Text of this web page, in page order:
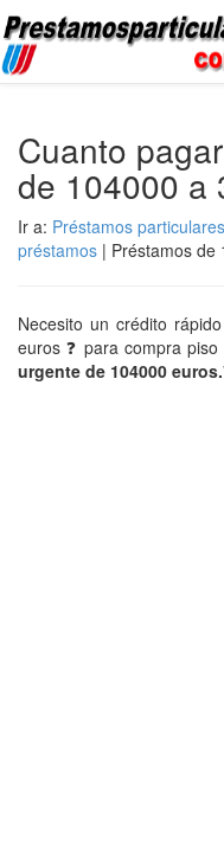
Cuanto
de 104000 a
Ir a: Préstamos particulares
préstamos | Préstamos de
Necesito un crédito
euros ❓ para compra piso
urgente de 104000